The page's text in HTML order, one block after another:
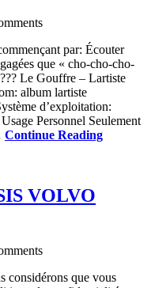
par: Écouter
que « cho-cho-cho-
Le Gouffre – Lartiste
album lartiste
d’exploitation:
Personnel Seulement
Continue Reading
VOLVO
considérons que vous